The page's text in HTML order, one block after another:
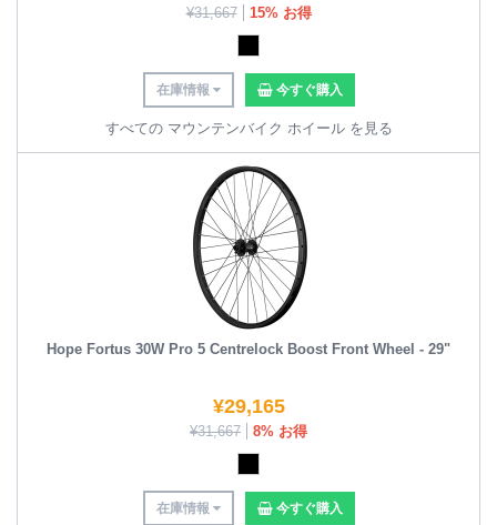
¥31,667 15% お得
在庫情報 今すぐ購入
すべての マウンテンバイク ホイール を見る
Hope Fortus 30W Pro 5 Centrelock Boost Front Wheel - 29"
¥29,165
¥31,667 8% お得
在庫情報 今すぐ購入